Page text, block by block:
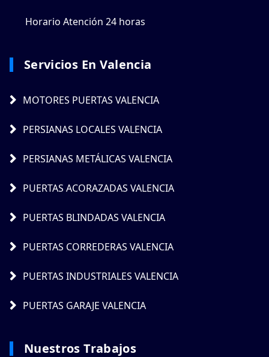
Horario Atención 24 horas
Servicios En Valencia
MOTORES PUERTAS VALENCIA
PERSIANAS LOCALES VALENCIA
PERSIANAS METÁLICAS VALENCIA
PUERTAS ACORAZADAS VALENCIA
PUERTAS BLINDADAS VALENCIA
PUERTAS CORREDERAS VALENCIA
PUERTAS INDUSTRIALES VALENCIA
PUERTAS GARAJE VALENCIA
Nuestros Trabajos